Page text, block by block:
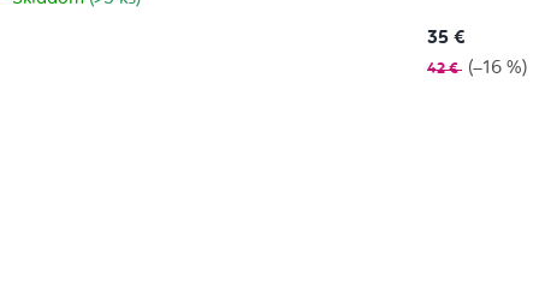
35 €
42 € (–16 %)